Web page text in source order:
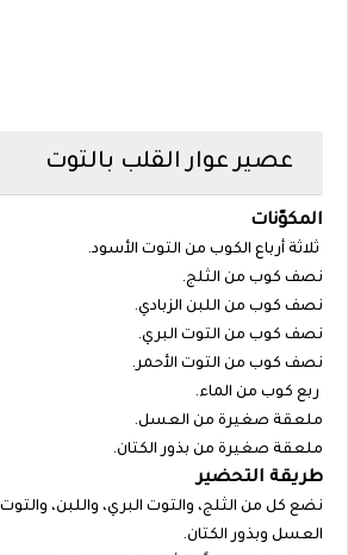
عصير عوار القلب بالتوت
المكوّنات
ثلاثة أرباع الكوب من التوت الأسود.
نصف كوب من الثلج.
نصف كوب من اللبن الزبادي.
نصف كوب من التوت البري.
نصف كوب من التوت الأحمر.
ربع كوب من الماء.
ملعقة صغيرة من العسل.
ملعقة صغيرة من بذور الكتان.
طريقة التحضير
نضع كل من الثلج، والتوت البري، واللبن،
العسل وبذور الكتان.